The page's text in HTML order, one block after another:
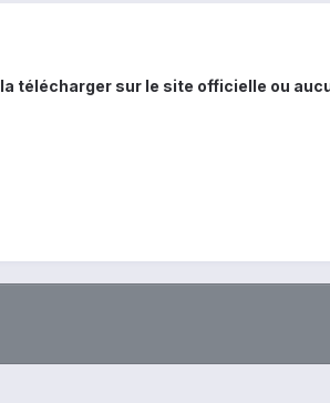
télécharger sur le site officielle ou